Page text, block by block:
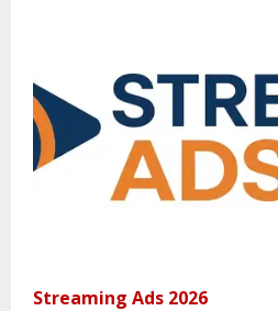
Streaming Ads 2026